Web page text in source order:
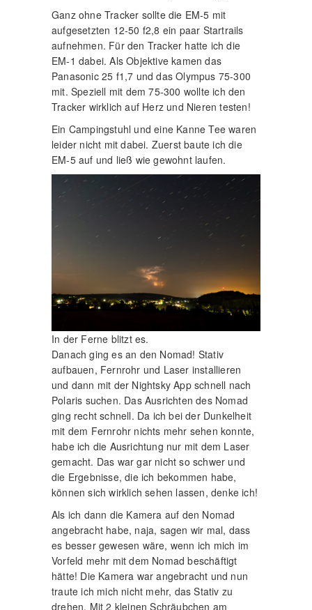
Ganz ohne Tracker sollte die EM-5 mit
aufgesetzten 12-50 f2,8 ein paar Startrails
aufnehmen. Für den Tracker hatte ich die
EM-1 dabei. Als Objektive kamen das
Panasonic 25 f1,7 und das Olympus 75-300
mit. Speziell mit dem 75-300 wollte ich den
Tracker wirklich auf Herz und Nieren testen!
Ein Campingstuhl und eine Kanne Tee waren
leider nicht mit dabei. Zuerst baute ich die
EM-5 auf und ließ wie gewohnt laufen.
In der Ferne blitzt es.
Danach ging es an den Nomad! Stativ
aufbauen, Fernrohr und Laser installieren
und dann mit der Nightsky App schnell nach
Polaris suchen. Das Ausrichten des Nomad
ging recht schnell. Da ich bei der Dunkelheit
mit dem Fernrohr nichts mehr sehen konnte,
habe ich die Ausrichtung nur mit dem Laser
gemacht. Das war gar nicht so schwer und
die Ergebnisse, die ich bekommen habe,
können sich wirklich sehen lassen, denke ich!
Als ich dann die Kamera auf den Nomad
angebracht habe, naja, sagen wir mal, dass
es besser gewesen wäre, wenn ich mich im
Vorfeld mehr mit dem Nomad beschäftigt
hätte! Die Kamera war angebracht und nun
traute ich mich nicht mehr, das Stativ zu
drehen. Mit 2 kleinen Schräubchen am